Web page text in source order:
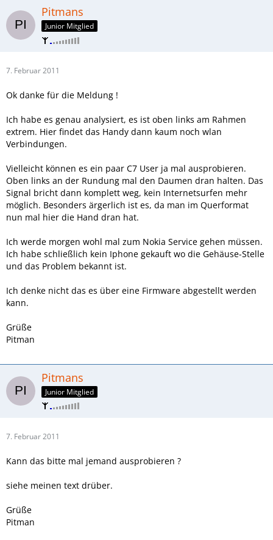
Pitmans
Junior Mitglied
7. Februar 2011
Ok danke für die Meldung !
Ich habe es genau analysiert, es ist oben links am Rahmen
extrem. Hier findet das Handy dann kaum noch wlan
Verbindungen.
Vielleicht können es ein paar C7 User ja mal ausprobieren.
Oben links an der Rundung mal den Daumen dran halten. Das
Signal bricht dann komplett weg, kein Internetsurfen mehr
möglich. Besonders ärgerlich ist es, da man im Querformat
nun mal hier die Hand dran hat.
Ich werde morgen wohl mal zum Nokia Service gehen müssen.
Ich habe schließlich kein Iphone gekauft wo die Gehäuse-Stelle
und das Problem bekannt ist.
Ich denke nicht das es über eine Firmware abgestellt werden
kann.
Grüße
Pitman
Pitmans
Junior Mitglied
7. Februar 2011
Kann das bitte mal jemand ausprobieren ?
siehe meinen text drüber.
Grüße
Pitman